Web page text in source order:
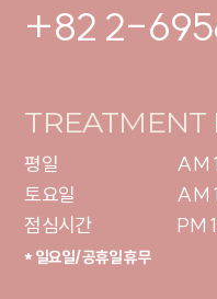
+82 2-
TREATMENT
평일
토요일
점심시간
AM
AM
PM
* 일요일/공휴일 휴무